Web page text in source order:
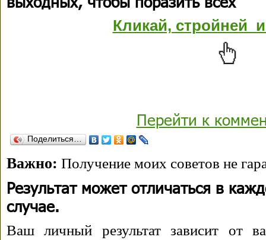
Кликай, стройней
Перейти к
Поделиться…
Важно: Получение моих советов не
Результат может отличаться в
случае.
Ваш личный результат зависит от